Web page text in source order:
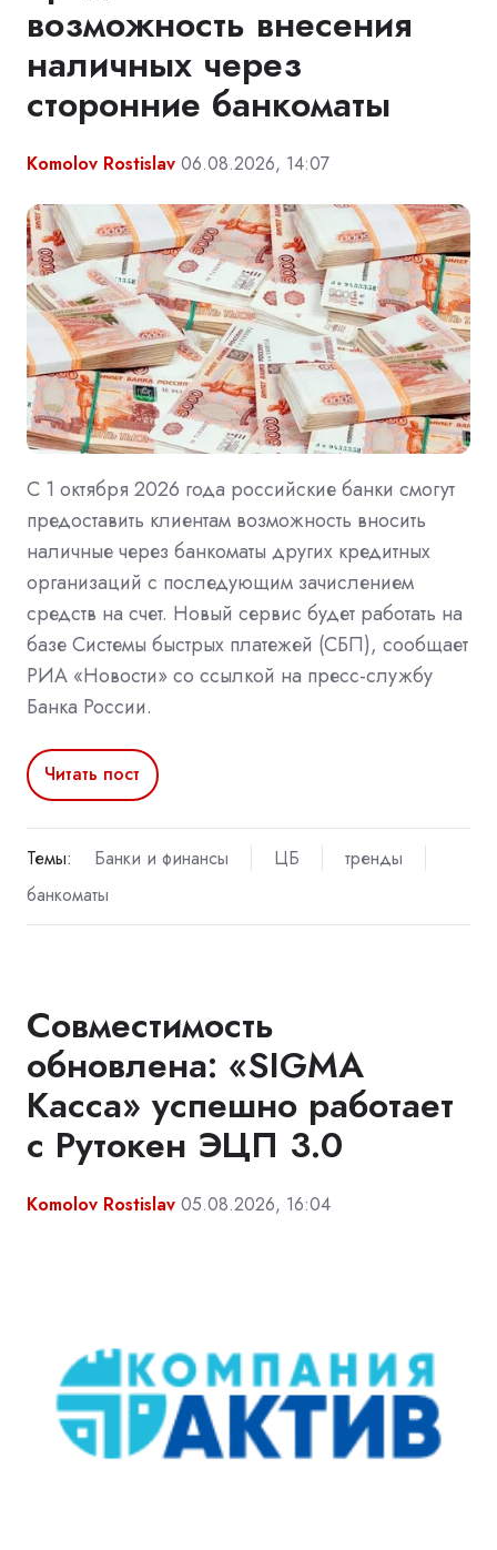
возможность внесения
наличных через
сторонние банкоматы
Komolov Rostislav 06.08.2026, 14:07
С 1 октября 2026 года российские банки смогут
предоставить клиентам возможность вносить
наличные через банкоматы других кредитных
организаций с последующим зачислением
средств на счет. Новый сервис будет работать на
базе Системы быстрых платежей (СБП), сообщает
РИА «Новости» со ссылкой на пресс-службу
Банка России.
Читать пост
Темы: Банки и финансы ЦБ
тренды
банкоматы
Совместимость
обновлена: «SIGMA
Касса» успешно работает
с Рутокен ЭЦП 3.0
Komolov Rostislav 05.08.2026, 16:04